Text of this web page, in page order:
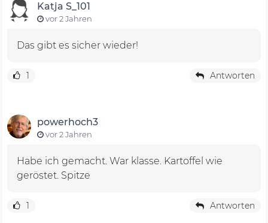
Katja S_101
vor 2 Jahren
Das gibt es sicher wieder!
1 Antworten
powerhoch3
vor 2 Jahren
Habe ich gemacht. War klasse. Kartoffel wie
geröstet. Spitze
1 Antworten